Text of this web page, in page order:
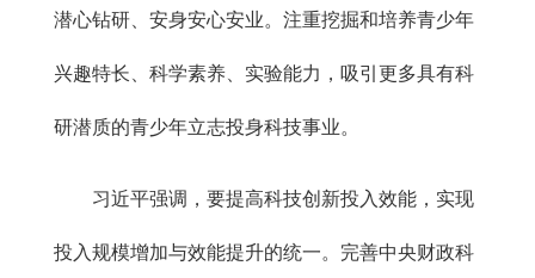
潜心钻研、安身安心安业。注重挖掘和培养青少年
兴趣特长、科学素养、实验能力，吸引更多具有科
研潜质的青少年立志投身科技事业。
习近平强调，要提高科技创新投入效能，实现
投入规模增加与效能提升的统一。完善中央财政科